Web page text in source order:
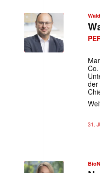
Waldner
Unternehmensgruppe
der
31.